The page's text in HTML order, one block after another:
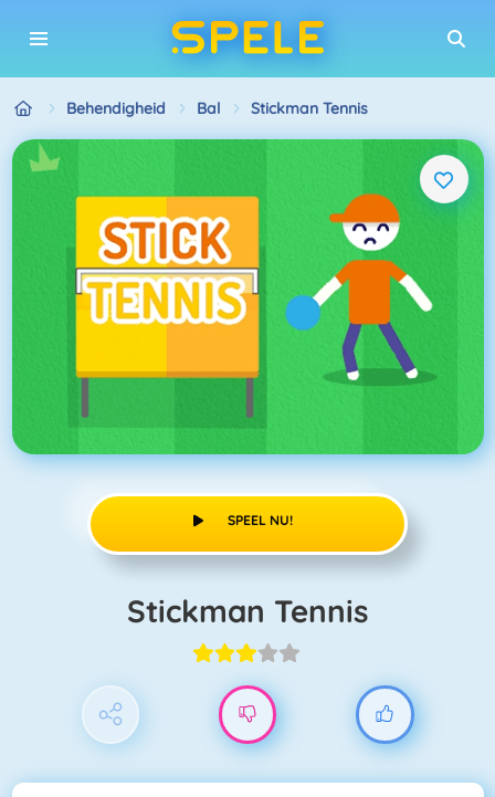
Behendigheid Bal Stickman Tennis
SPEEL NU!
Stickman Tennis